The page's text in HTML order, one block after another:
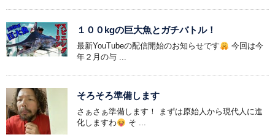
１００kgの巨大魚とガチバトル！
最新YouTubeの配信開始のお知らせです
今回は今
年２月の与 ...
そろそろ準備します
さぁさぁ準備します！ まずは原始人から現代人に進
化しますわ
そ ...